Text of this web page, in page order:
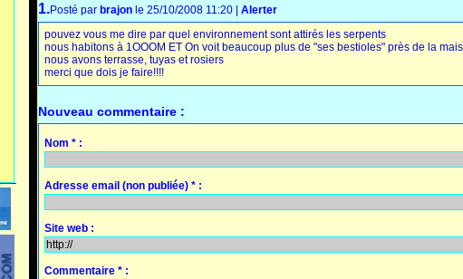
1.Posté par brajon le 25/10/2008 11:20
Alerter
pouvez vous me dire par quel environnement sont attirés les serpents
nous habitons à 1OOOM ET On voit beaucoup plus de "ses bestioles" près de la
nous avons terrasse, tuyas et rosiers
merci que dois je faire!!!!
Nouveau commentaire :
Nom * :
Adresse email (non publiée) * :
Site web :
Commentaire * :